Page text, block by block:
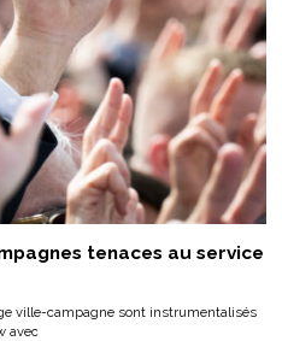
tenaces au service
ville-campagne sont instrumentalisés
avec